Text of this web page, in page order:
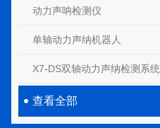
动力声呐检测仪
单轴动力声纳机器人
X7-DS双轴动力声纳检测系统
查看全部